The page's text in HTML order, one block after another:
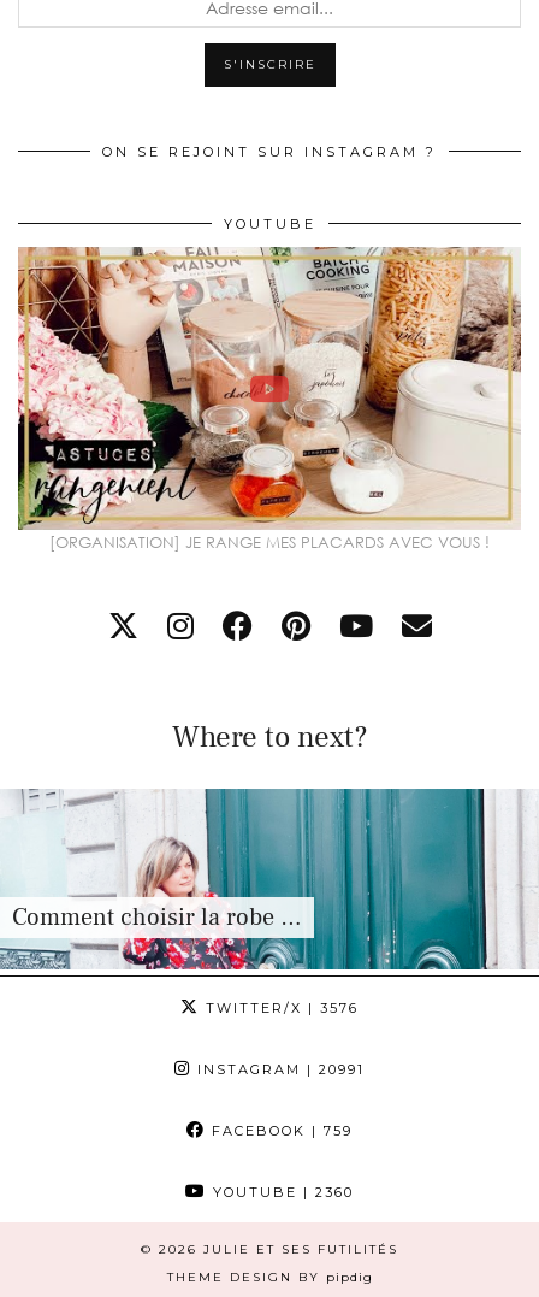
ON SE REJOINT SUR INSTAGRAM ?
YOUTUBE
[ORGANISATION] JE RANGE MES PLACARDS AVEC VOUS !
Where to next?
Comment choisir la robe …
TWITTER/X | 3576
INSTAGRAM | 20991
FACEBOOK | 759
YOUTUBE | 2360
© 2026 JULIE ET SES FUTILITÉS
THEME DESIGN BY
pipdig